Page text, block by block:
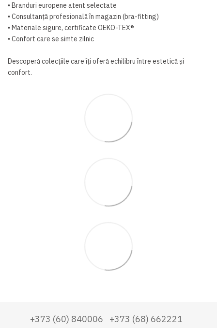
• Branduri europene atent selectate
• Consultanță profesională în magazin (bra-fitting)
• Materiale sigure, certificate OEKO-TEX®
• Confort care se simte zilnic
Descoperă colecțiile care îți oferă echilibru între estetică și
confort.
+373 (60) 840006 +373 (68) 662221